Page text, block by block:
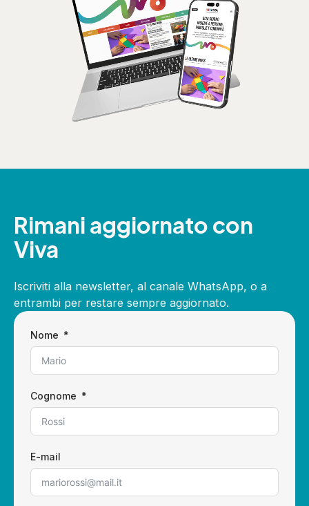
Rimani aggiornato con
Viva
Iscriviti alla newsletter, al canale WhatsApp, o a
entrambi per restare sempre aggiornato.
Nome
Cognome
E-mail